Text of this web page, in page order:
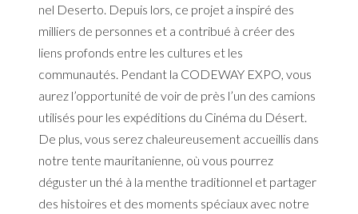
nel Deserto. Depuis lors, ce projet a inspiré des
milliers de personnes et a contribué à créer des
liens profonds entre les cultures et les
communautés. Pendant la CODEWAY EXPO, vous
aurez l’opportunité de voir de près l’un des camions
utilisés pour les expéditions du Cinéma du Désert.
De plus, vous serez chaleureusement accueillis dans
notre tente mauritanienne, où vous pourrez
déguster un thé à la menthe traditionnel et partager
des histoires et des moments spéciaux avec notre